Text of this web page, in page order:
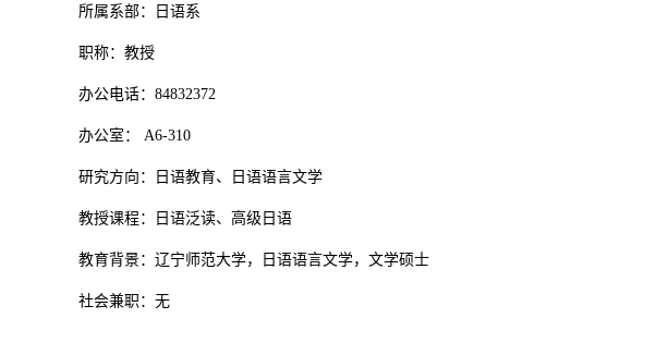
所属系部：日语系
职称：教授
办公电话：84832372
办公室： A6-310
研究方向：日语教育、日语语言文学
教授课程：日语泛读、高级日语
教育背景：辽宁师范大学，日语语言文学，文学硕士
社会兼职：无